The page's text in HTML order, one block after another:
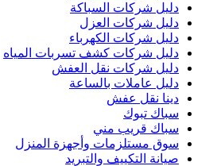
دليل شركات السباكة
دليل شركات العزل
دليل شركات الكهرباء
دليل شركات كشف تسربات المياه
دليل شركات نقل العفش
دليل عاملات بالساعة
دينا نقل عفش
سباك تبوك
سباك قريب مني
سوق مستلزمات وأجهزة المنزل
صيانة التكييف والتبريد